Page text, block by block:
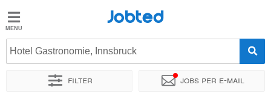
Jobted
Jobs
Jobted
Hotel Gastronomie, Innsbruck
Filter Jobs per e-mail